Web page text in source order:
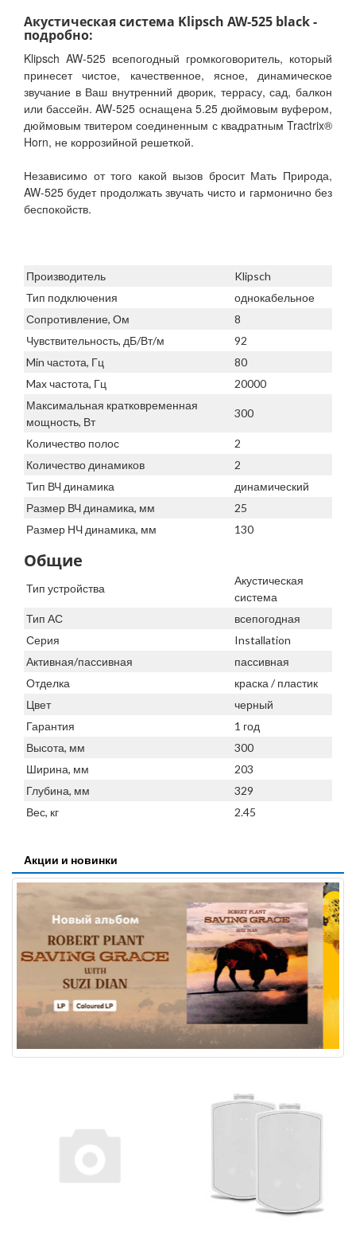
Акустическая система Klipsch AW-525 black -
подробно:
Klipsch AW-525 всепогодный громкоговоритель, который
принесет чистое, качественное, ясное, динамическое
звучание в Ваш внутренний дворик, террасу, сад, балкон
или бассейн. AW-525 оснащена 5.25 дюймовым вуфером,
дюймовым твитером соединенным с квадратным Tractrix®
Horn, не коррозийной решеткой.
Независимо от того какой вызов бросит Мать Природа,
AW-525 будет продолжать звучать чисто и гармонично без
беспокойств.
Производитель
Klipsch
Тип подключения
однокабельное
Сопротивление, Ом
8
Чувствительность, дБ/Вт/м
92
Min частота, Гц
80
Max частота, Гц
20000
Максимальная кратковременная
мощность, Вт
300
Количество полос
2
Количество динамиков
2
Тип ВЧ динамика
динамический
Размер ВЧ динамика, мм
25
Размер НЧ динамика, мм
130
Общие
Тип устройства
Акустическая
система
Тип АС
всепогодная
Серия
Installation
Активная/пассивная
пассивная
Отделка
краска / пластик
Цвет
черный
Гарантия
1 год
Высота, мм
300
Ширина, мм
203
Глубина, мм
329
Вес, кг
2.45
Акции и новинки